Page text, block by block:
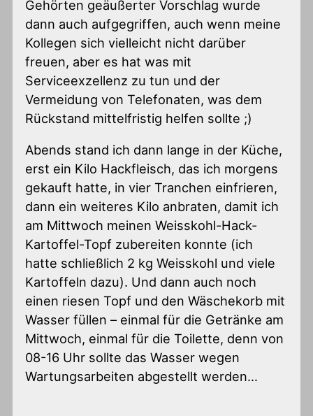
Gehörten geäußerter Vorschlag wurde
dann auch aufgegriffen, auch wenn meine
Kollegen sich vielleicht nicht darüber
freuen, aber es hat was mit
Serviceexzellenz zu tun und der
Vermeidung von Telefonaten, was dem
Rückstand mittelfristig helfen sollte ;)
Abends stand ich dann lange in der Küche,
erst ein Kilo Hackfleisch, das ich morgens
gekauft hatte, in vier Tranchen einfrieren,
dann ein weiteres Kilo anbraten, damit ich
am Mittwoch meinen Weisskohl-Hack-
Kartoffel-Topf zubereiten konnte (ich
hatte schließlich 2 kg Weisskohl und viele
Kartoffeln dazu). Und dann auch noch
einen riesen Topf und den Wäschekorb mit
Wasser füllen – einmal für die Getränke am
Mittwoch, einmal für die Toilette, denn von
08-16 Uhr sollte das Wasser wegen
Wartungsarbeiten abgestellt werden…